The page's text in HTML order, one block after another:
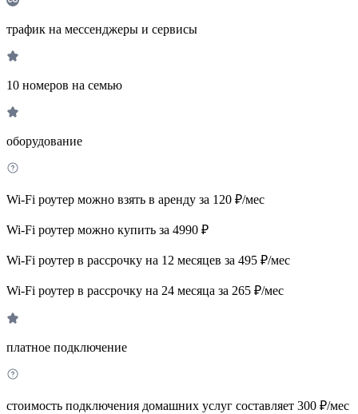
трафик на мессенджеры и сервисы
10 номеров на семью
оборудование
Wi-Fi роутер можно взять в аренду за 120 ₽/мес
Wi-Fi роутер можно купить за 4990 ₽
Wi-Fi роутер в рассрочку на 12 месяцев за 495 ₽/мес
Wi-Fi роутер в рассрочку на 24 месяца за 265 ₽/мес
платное подключение
стоимость подключения домашних услуг составляет 300 ₽/мес